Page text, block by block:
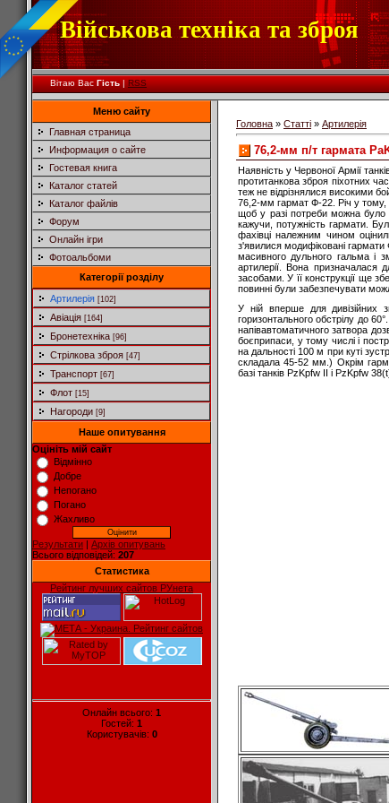
Військова техніка та зброя
Вітаю Вас Гість|RSS
Меню сайту
Главная страница
Информация о сайте
Гостевая книга
Каталог статей
Каталог файлів
Форум
Онлайн ігри
Фотоальбоми
Категорії розділу
Артилерія [102]
Авіація [164]
Бронетехніка [96]
Стрілкова зброя [47]
Транспорт [67]
Флот [15]
Нагороди [9]
Наше опитування
Оцініть мій сайт
Відмінно
Добре
Непогано
Погано
Жахливо
Результати | Архів опитувань
Всього відповідей: 207
Статистика
Рейтинг лучших сайтов РУнета
Онлайн всього: 1
Гостей: 1
Користувачів: 0
Головна » Статті » Артилерія
76,2-мм п/т гармата
Наявність у Червоної Армії
протитанкова зброя піхотних
теж не відрізнялися високими
76,2-мм гармат Ф-22. Річ у тому,
щоб у разі потреби можна було
кажучи, потужність гармати.
фахівці належним чином
з'явилися модифіковані
масивного дульного гальма і
артилерії. Вона призначалася
засобами. У її конструкції ще
повинні були забезпечувати
У ній вперше для дивізійних
горизонтального обстрілу до
напівавтоматичного затвора
боєприпаси, у тому числі і
на дальності 100 м при куті
складала 45-52 мм.) Окрім
базі танків PzKpfw II і PzKpfw